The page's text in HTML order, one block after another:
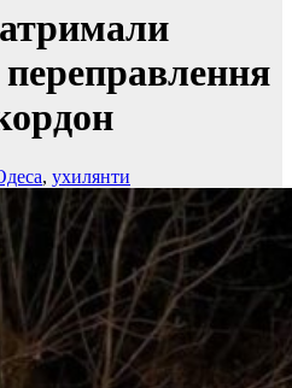
переправлення
, ухилянти